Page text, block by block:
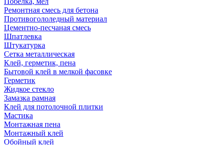
Ремонтная смесь для бетона
Противогололедный материал
Цементно-песчаная смесь
Шпатлевка
Штукатурка
Сетка металлическая
Клей, герметик, пена
Бытовой клей в мелкой фасовке
Герметик
Жидкое стекло
Замазка рамная
Клей для потолочной плитки
Мастика
Монтажная пена
Монтажный клей
Обойный клей